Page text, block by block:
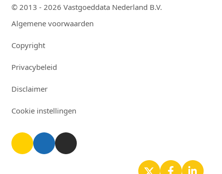
© 2013 - 2026 Vastgoeddata Nederland B.V.
Algemene voorwaarden
Copyright
Privacybeleid
Disclaimer
Cookie instellingen